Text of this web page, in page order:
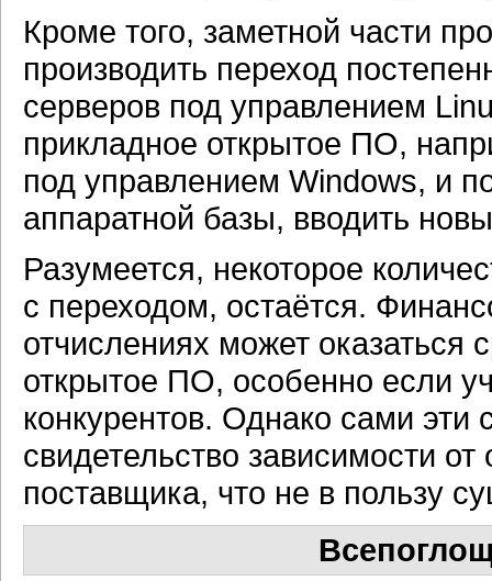
Кроме того, заметной части
производить переход
серверов под управлением
прикладное открытое ПО,
под управлением Windows, и
аппаратной базы, вводить
Разумеется, некоторое
с переходом, остаётся.
отчислениях может оказаться
открытое ПО, особенно если
конкурентов. Однако сами
свидетельство зависимости
поставщика, что не в пользу